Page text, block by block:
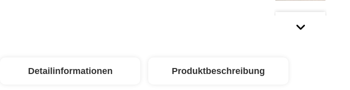
Detailinformationen Produktbeschreibung